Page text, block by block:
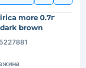
more 0.7г
brown